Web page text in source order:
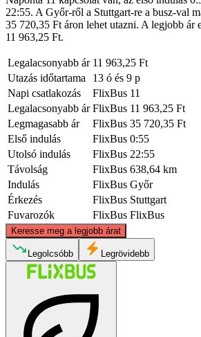
22:55. A Győr-ről a Stuttgart-re a busz-val
35 720,35 Ft áron lehet utazni. A legjobb ár
11 963,25 Ft.
Legalacsonyabb ár 11 963,25 Ft
Utazás időtartama
13 ó és 9 p
Napi csatlakozás
FlixBus 11
Legalacsonyabb ár FlixBus 11 963,25 Ft
Legmagasabb ár
FlixBus 35 720,35 Ft
Első indulás
FlixBus 0:55
Utolsó indulás
FlixBus 22:55
Távolság
FlixBus 638,64 km
Indulás
FlixBus Győr
Érkezés
FlixBus Stuttgart
Fuvarozók
FlixBus FlixBus
Keresse meg a legjobb árat
Stuttgart
©
Legolcsóbb Legrövidebb